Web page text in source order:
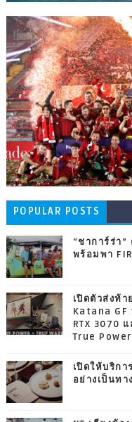
POPULAR POSTS
“ชาการ์ร่า
พร้อมพา
เปิดตัวส่งท้
Katana GF
RTX 3070
True
เปิดให้บริก
อย่างเป็นทา